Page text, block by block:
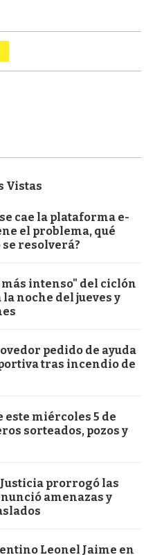
Vistas
cae la plataforma e-
el problema, qué
resolverá?
intenso" del ciclón
noche del jueves y
pedido de ayuda
tras incendio de
este miércoles 5 de
sorteados, pozos y
prorrogó las
amenazas y
Leonel Jaime en